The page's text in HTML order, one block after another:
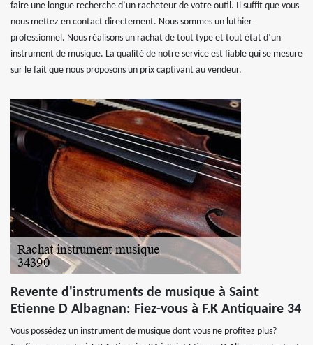
faire une longue recherche d’un racheteur de votre outil. Il suffit que vous
nous mettez en contact directement. Nous sommes un luthier
professionnel. Nous réalisons un rachat de tout type et tout état d’un
instrument de musique. La qualité de notre service est fiable qui se mesure
sur le fait que nous proposons un prix captivant au vendeur.
Revente d'instruments de musique à Saint
Etienne D Albagnan: Fiez-vous à F.K Antiquaire 34
Vous possédez un instrument de musique dont vous ne profitez plus?